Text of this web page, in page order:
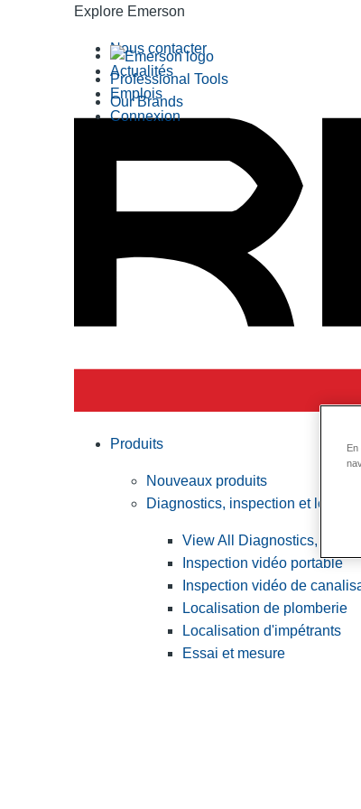
Explore Emerson
Professional Tools
Our Brands
Nous contacter
Actualités
Emplois
Connexion
Produits
Nouveaux produits
Diagnostics, inspection et
View All Diagnostics,
Inspection vidéo portable
Inspection vidéo de
Localisation de plomberie
Localisation d'impétrants
Essai et mesure